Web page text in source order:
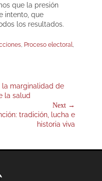
que la presión
intento, que
los resultados.
, Proceso electoral,
la marginalidad de
la salud
Next →
tradición, lucha e
historia viva